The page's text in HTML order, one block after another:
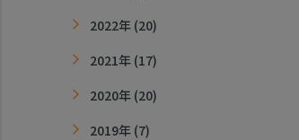
2022年 (20)
2021年 (17)
2020年 (20)
2019年 (7)